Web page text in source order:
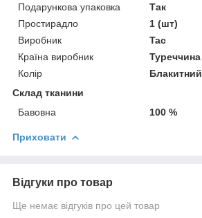
Подарункова упаковка
Так
Простирадло
1 (шт)
Виробник
Tac
Країна виробник
Туреччина
Колір
Блакитний
Склад тканини
Бавовна
100 %
Приховати
Відгуки про товар
Ще немає відгуків про цей товар